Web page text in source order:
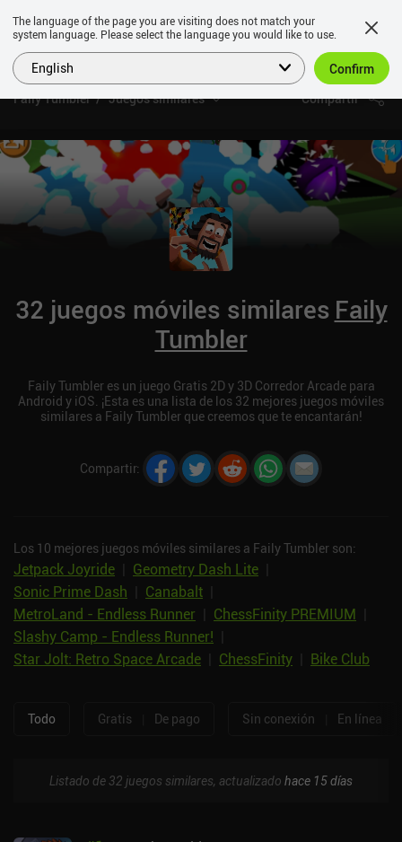
Faily Tumbler Juegos similares Compartir
32 juegos móviles similares Faily
Tumbler
Faily Tumbler es un juego Gratis 2D y 3D Corredor Arcade para
Android y iOS. ¡Esta es una lista de los 32 mejores juegos móviles
similares a Faily Tumbler que creemos que te encantarán!
Compartir:
Los 10 mejores juegos móviles similares a Faily Tumbler son:
Jetpack Joyride Geometry Dash Lite
Sonic Prime Dash
Canabalt
MetroLand - Endless Runner
ChessFinity PREMIUM
Slashy Camp - Endless Runner!
Star Jolt: Retro Space Arcade
ChessFinity Bike Club
Todo Gratis De pago Sin conexión En línea
Listado de 32 juegos similares, actualizado hace 15 días
The language of the page you are visiting does not match your
system language. Please select the language you would like to use.
English Confirm